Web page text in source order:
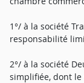
1°/ à la société
responsabilité
2°/ à la société
simplifiée, dont le